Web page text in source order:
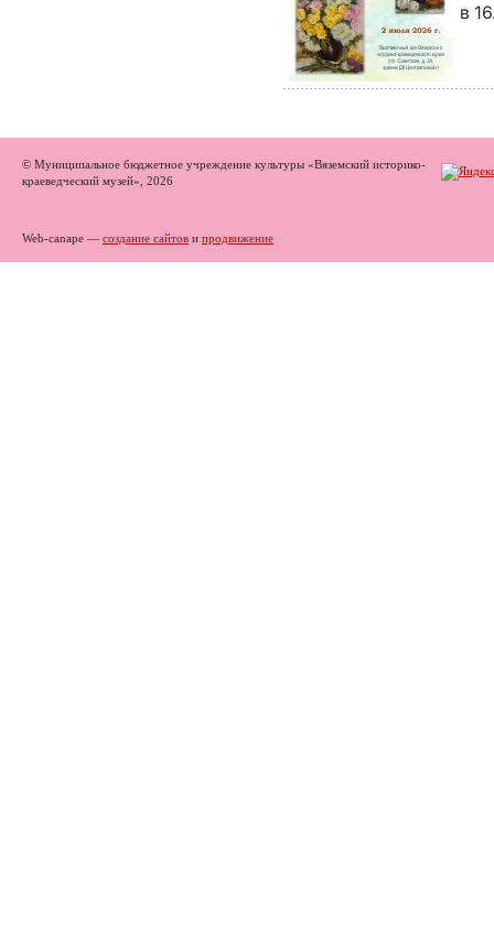
в
© Муниципальное бюджетное учреждение культуры «Вяземский историко-
краеведческий музей», 2026
Web-canape — создание сайтов и продвижение